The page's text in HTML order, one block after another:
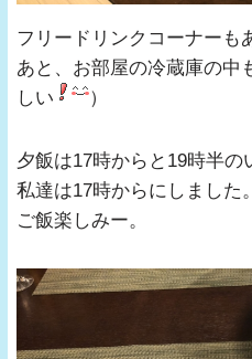
フリードリンクコーナーも
あと、お部屋の冷蔵庫の中
しい
）
夕飯は17時からと19時半の
私達は17時からにしました。
ご飯楽しみー。